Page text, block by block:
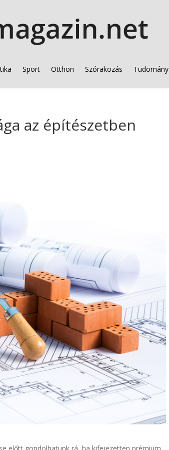
Sport Otthon Szórakozás Tudomány
az építészetben